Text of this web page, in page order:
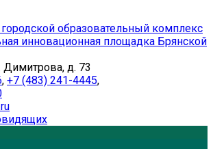
образовательный комплекс
инновационная площадка Брянской
Димитрова, д. 73
, +7 (483) 241-4445,